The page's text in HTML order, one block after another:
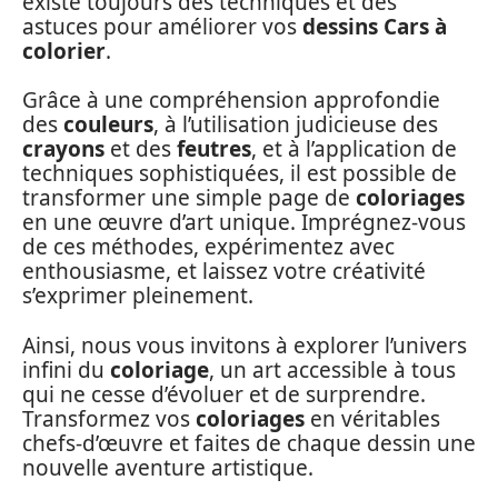
astuces pour améliorer vosdessins Cars à
colorier.
Grâce à une compréhension approfondie
descouleurs, à l’utilisation judicieuse des
crayons et desfeutres, et à l’application de
techniques sophistiquées, il est possible de
transformer une simple page de coloriages
en une œuvre d’art unique. Imprégnez-vous
de ces méthodes, expérimentez avec
enthousiasme, et laissez votre créativité
s’exprimer pleinement.
Ainsi, nous vous invitons à explorer l’univers
infini du coloriage, un art accessible à tous
qui ne cesse d’évoluer et de surprendre.
Transformez voscoloriages en véritables
chefs-d’œuvre et faites de chaque dessin une
nouvelle aventure artistique.